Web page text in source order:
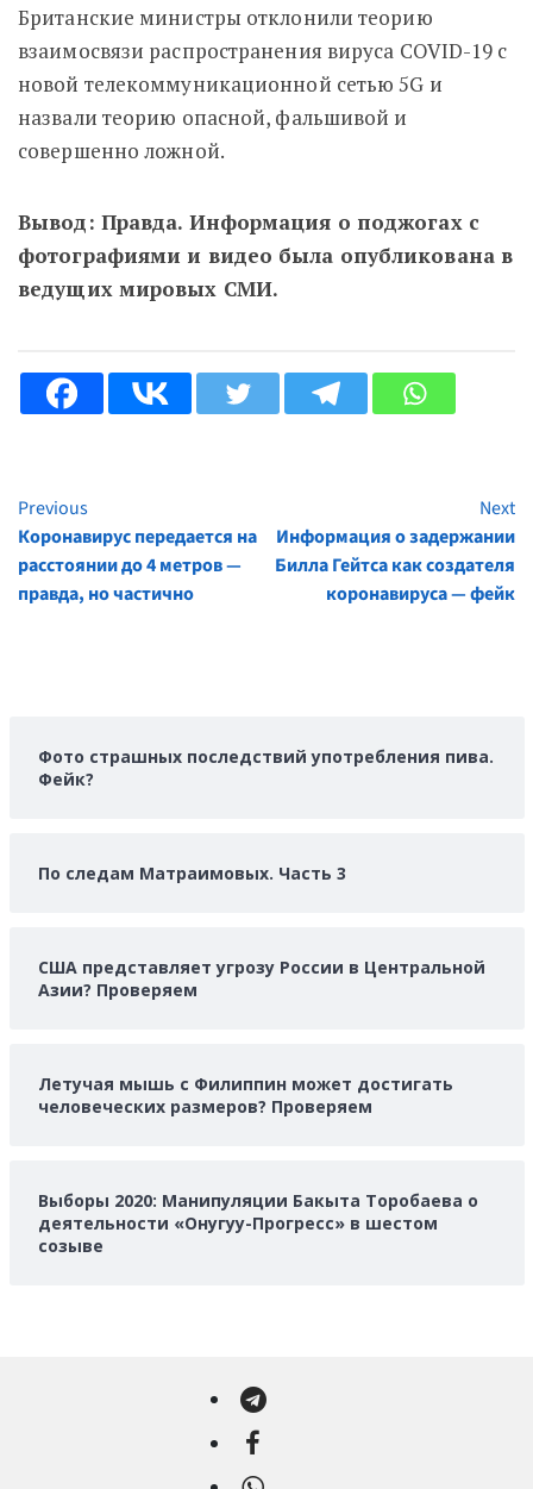
Британские министры отклонили теорию
взаимосвязи распространения вируса COVID-19 с
новой телекоммуникационной сетью 5G и
назвали теорию опасной, фальшивой и
совершенно ложной.
Вывод: Правда. Информация о поджогах с
фотографиями и видео была опубликована в
ведущих мировых СМИ.
Continue
Reading
Previous
Коронавирус передается на
расстоянии до 4 метров —
правда, но частично
Next
Информация о задержании
Билла Гейтса как создателя
коронавируса — фейк
Фото страшных последствий употребления пива.
Фейк?
По следам Матраимовых. Часть 3
США представляет угрозу России в Центральной
Азии? Проверяем
Летучая мышь с Филиппин может достигать
человеческих размеров? Проверяем
Выборы 2020: Манипуляции Бакыта Торобаева о
деятельности «Онугуу-Прогресс» в шестом
созыве
Telegram
Facebook